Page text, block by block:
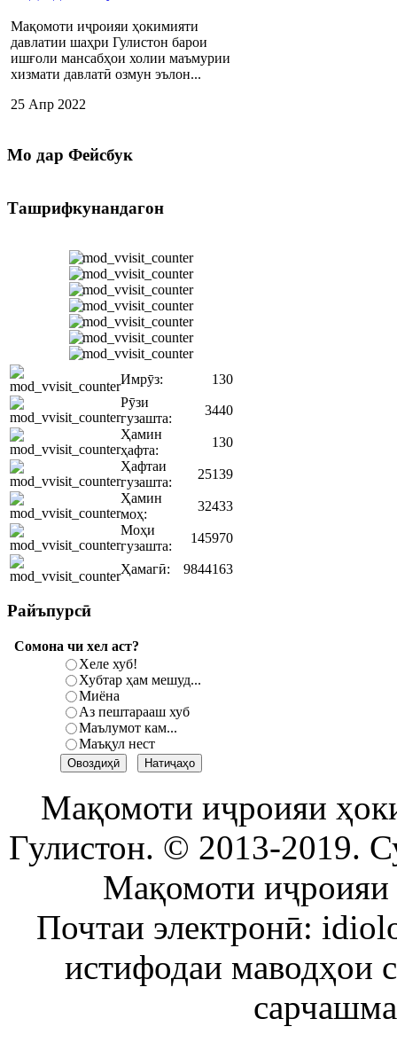
Мақомоти иҷроияи ҳокимияти
давлатии шаҳри Гулистон барои
ишғоли мансабҳои холии маъмурии
хизмати давлатӣ озмун эълон...
25 Апр 2022
Мо дар Фейсбук
Ташрифкунандагон
Имрӯз:
130
Рӯзи
гузашта:
3440
Ҳамин
ҳафта:
130
Ҳафтаи
гузашта:
25139
Ҳамин
моҳ:
32433
Моҳи
гузашта:
145970
Ҳамагӣ: 9844163
Райъпурсӣ
Сомона чи хел аст?
Хеле хуб!
Хубтар ҳам мешуд...
Миёна
Аз пештарааш хуб
Маълумот кам...
Маъқул нест
Мақомоти иҷроияи
Гулистон. © 2013-2019.
Мақомоти иҷроияи
Почтаи электронӣ:
истифодаи маводҳои